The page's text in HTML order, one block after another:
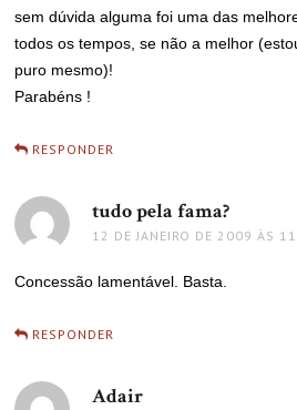
sem dúvida alguma foi uma das
todos os tempos, se não a melhor
puro mesmo)!
Parabéns !
RESPONDER
tudo pela fama?
12 DE JANEIRO DE 2009 ÀS
Concessão lamentável. Basta.
RESPONDER
Adair